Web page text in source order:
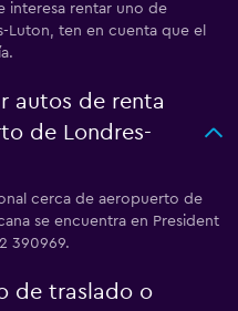
interesa rentar uno de
Luton, ten en cuenta que el
autos de renta
de Londres-
cerca de aeropuerto de
se encuentra en President
390969.
de traslado o